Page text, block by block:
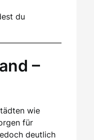
du
–
wie
für
deutlich